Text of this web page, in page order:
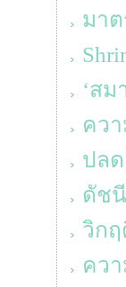
มาต
‘ส
คว
ปล
ดัชนี
วิกฤ
คว